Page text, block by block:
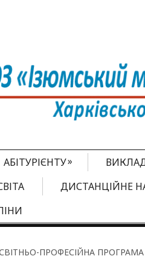
АБІТУРІЄНТУ»
ДИСТАНЦІЙНЕ
ПРОФЕСІЙНА ПРОГРАМА